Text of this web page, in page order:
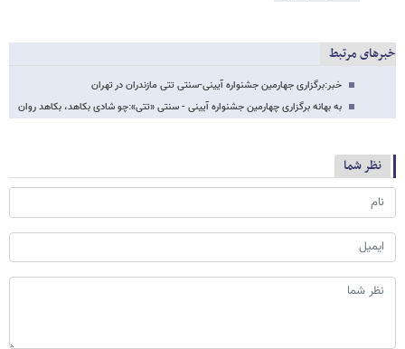
خبرهای مرتبط
خبر:برگزاری جهارمین جشنواره آیینی-سنتی تتی مازندران در تهران
به بهانه برگزاری چهارمین جشنواره آیینی - سنتی «تتی»:چو شادی بکاهد، بکاهد روان
نظر شما